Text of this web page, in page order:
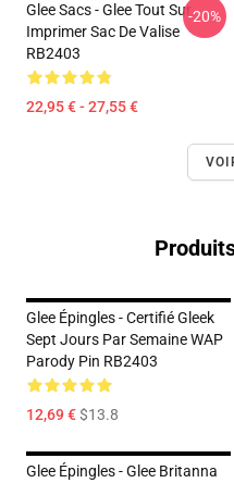
Glee Sacs - Glee Tout Sur
Imprimer Sac De Valise
RB2403
22,95 € - 27,55 €
-20%
Glee Épingles - Certifié Gleek
Sept Jours Par Semaine WAP
Parody Pin RB2403
12,69 €$13.8
Glee Épingles - Glee Britanna